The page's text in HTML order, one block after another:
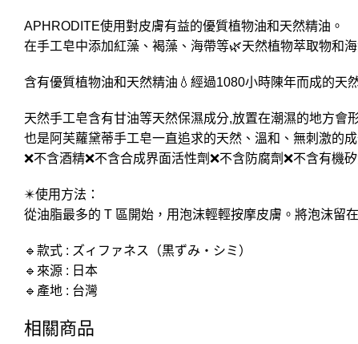
APHRODITE使用對皮膚有益的優質植物油和天然精油。
在手工皂中添加紅藻、褐藻、海帶等🌿天然植物萃取物和
含有優質植物油和天然精油💧經過1080小時陳年而成的天
天然手工皂含有甘油等天然保濕成分,放置在潮濕的地方會
也是阿芙蘿黛蒂手工皂一直追求的天然、溫和、無刺激的
❌不含酒精❌不含合成界面活性劑❌不含防腐劑❌不含有機
✴️使用方法：
從油脂最多的 T 區開始，用泡沫輕輕按摩皮膚。將泡沫留
🔹款式 : ズィファネス（黒ずみ・シミ）
🔹來源 : 日本
🔹產地 : 台灣
相關商品